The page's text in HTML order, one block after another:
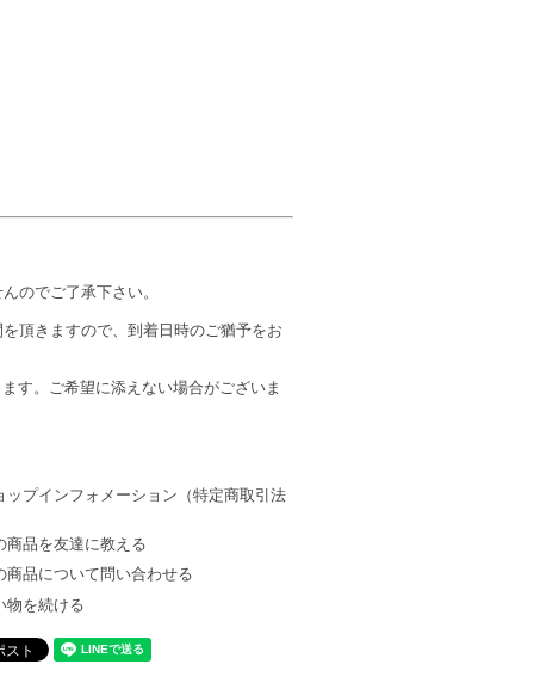
のでご了承下さい。
頂きますので、到着日時のご猶予をお
す。ご希望に添えない場合がございま
ップインフォメーション（特定商取引法
商品を友達に教える
商品について問い合わせる
物を続ける